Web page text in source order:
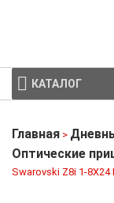
КАТАЛОГ
Главная >
Оптические
Swarovski Z8i 1-8X24